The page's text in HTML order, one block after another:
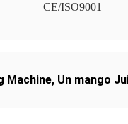
CE/ISO9001
Machine, Un mango